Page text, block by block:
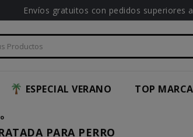
Envíos gratuitos con pedidos superiores
ESPECIAL VERANO TOP
PARA PERRO